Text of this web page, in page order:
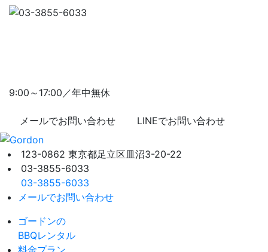
9:00～17:00／年中無休
メールでお問い合わせ LINEでお問い合わせ
123-0862 東京都足立区皿沼3-20-22
03-3855-6033
03-3855-6033
メールでお問い合わせ
ゴードンの
BBQレンタル